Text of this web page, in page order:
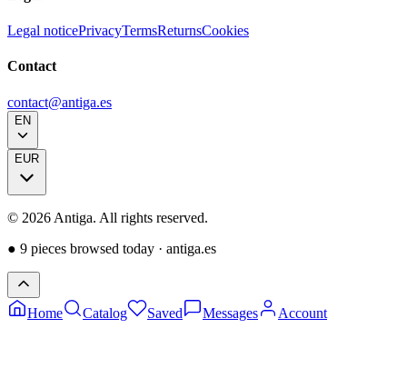
Legal noticePrivacyTermsReturnsCookies
Contact
contact@antiga.es
EN
EUR
© 2026 Antiga. All rights reserved.
● 9 pieces browsed today · antiga.es
Home Catalog Saved Messages Account